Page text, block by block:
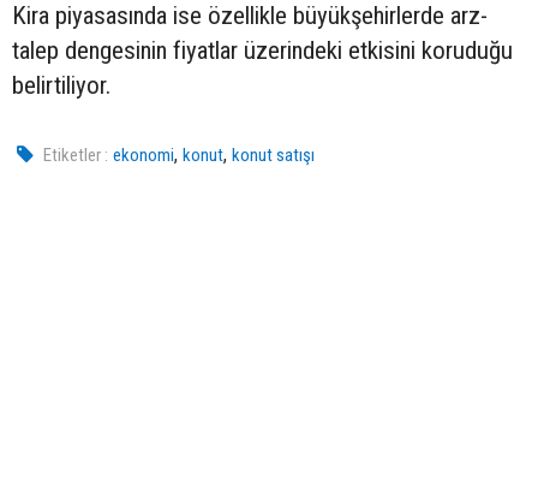
Kira piyasasında ise özellikle büyükşehirlerde arz-
talep dengesinin fiyatlar üzerindeki etkisini koruduğu
belirtiliyor.
Etiketler : ekonomi,konut,konut satışı